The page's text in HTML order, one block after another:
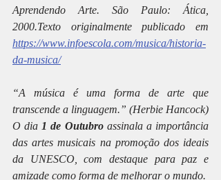
Aprendendo Arte. São Paulo: Ática,
https://www.infoescola.com/musica/historia-
da-musica/
“A música é uma forma de arte que
transcende a linguagem.” (Herbie Hancock)
O dia 1 de Outubro assinala a importância
das artes musicais na promoção dos ideais
da UNESCO, com destaque para paz e
amizade como forma de melhorar o mundo.